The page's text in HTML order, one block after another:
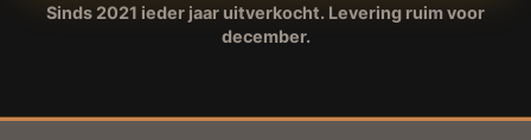
Sinds 2021 ieder jaar uitverkocht. Levering ruim voor
december.